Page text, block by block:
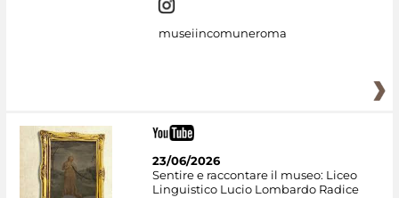
museiincomuneroma
23/06/2026
Sentire e raccontare il museo: Liceo
Linguistico Lucio Lombardo Radice